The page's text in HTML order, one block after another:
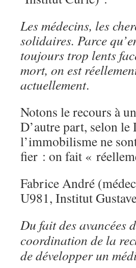
Les médecins, les
solidaires. Parce
toujours trop lents
mort, on est
actuellement.
Notons le recours à
D’autre part, selon
l’immobilisme ne
fier : on fait «
Fabrice André
U981, Institut
Du fait des avancées
coordination de la
de développer un